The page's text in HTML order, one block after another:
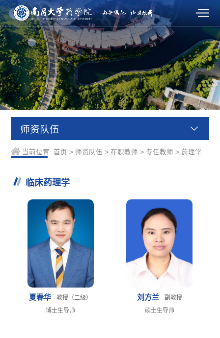
师资队伍
当前位置: 首页 > 师资队伍 > 在职教师 > 专任教师 > 药理学
临床药理学
夏春华
教授（二级）
博士生导师
刘方兰
副教授
硕士生导师